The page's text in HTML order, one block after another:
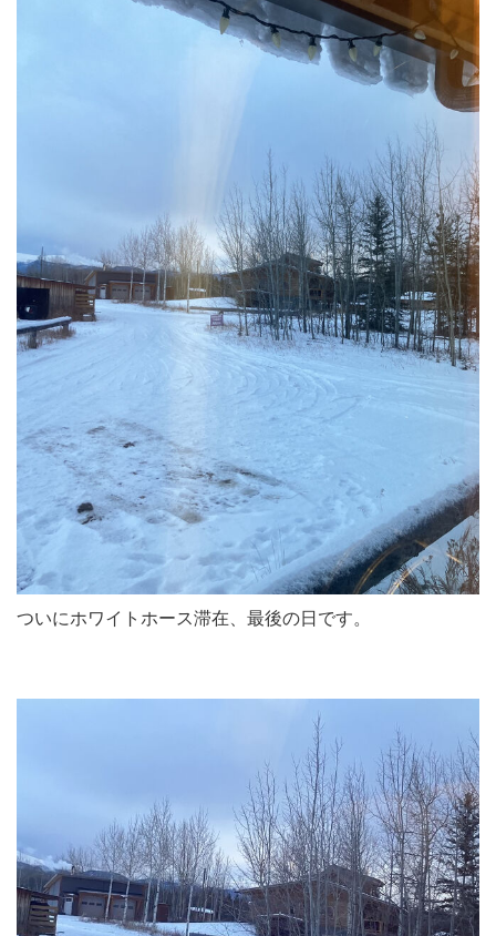
ついにホワイトホース滞在、最後の日です。